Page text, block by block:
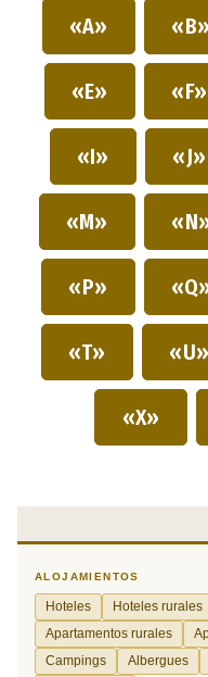
«A» «B»
«E» «F»
«I» «J»
«M»
«P»
«T» «U»
«X»